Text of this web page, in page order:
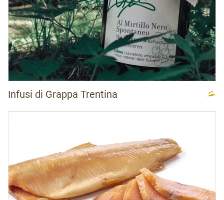
Infusi di Grappa Trentina